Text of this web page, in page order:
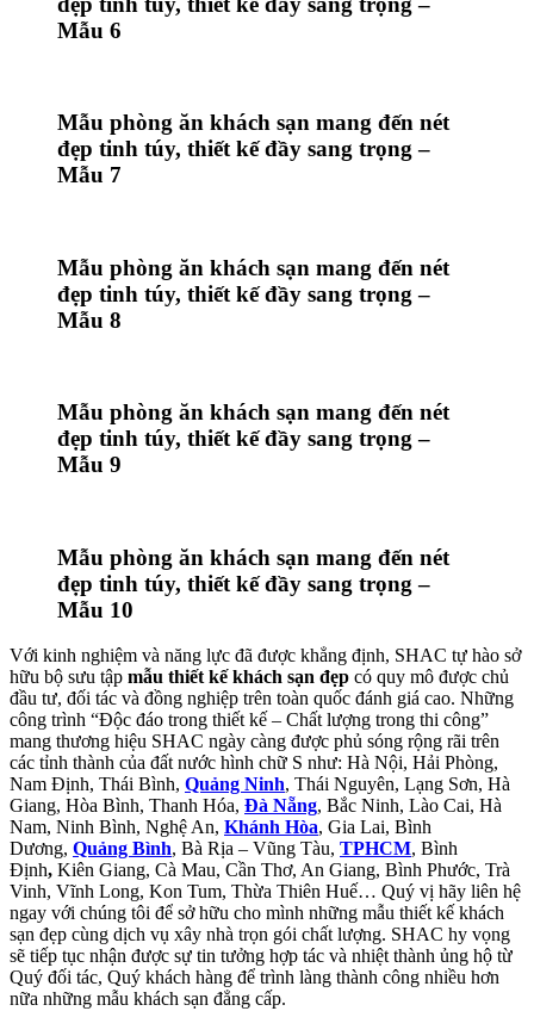
Mẫu 6
Mẫu phòng ăn khách sạn mang đến nét
đẹp tinh túy, thiết kế đầy sang trọng –
Mẫu 7
Mẫu phòng ăn khách sạn mang đến nét
đẹp tinh túy, thiết kế đầy sang trọng –
Mẫu 8
Mẫu phòng ăn khách sạn mang đến nét
đẹp tinh túy, thiết kế đầy sang trọng –
Mẫu 9
Mẫu phòng ăn khách sạn mang đến nét
đẹp tinh túy, thiết kế đầy sang trọng –
Mẫu 10
Với kinh nghiệm và năng lực đã được khẳng định, SHAC tự hào sở
hữu bộ sưu tập mẫu thiết kế khách sạn đẹp có quy mô được chủ
đầu tư, đối tác và đồng nghiệp trên toàn quốc đánh giá cao. Những
công trình “Độc đáo trong thiết kế – Chất lượng trong thi công”
mang thương hiệu SHAC ngày càng được phủ sóng rộng rãi trên
các tỉnh thành của đất nước hình chữ S như: Hà Nội, Hải Phòng,
Nam Định, Thái Bình, Quảng Ninh, Thái Nguyên, Lạng Sơn, Hà
Giang, Hòa Bình, Thanh Hóa, Đà Nẵng, Bắc Ninh, Lào Cai, Hà
Nam, Ninh Bình, Nghệ An, Khánh Hòa, Gia Lai, Bình
Dương, Quảng Bình, Bà Rịa – Vũng Tàu, TPHCM, Bình
Định, Kiên Giang, Cà Mau, Cần Thơ, An Giang, Bình Phước, Trà
Vinh, Vĩnh Long, Kon Tum, Thừa Thiên Huế… Quý vị hãy liên hệ
ngay với chúng tôi để sở hữu cho mình những mẫu thiết kế khách
sạn đẹp cùng dịch vụ xây nhà trọn gói chất lượng. SHAC hy vọng
sẽ tiếp tục nhận được sự tin tưởng hợp tác và nhiệt thành ủng hộ từ
Quý đối tác, Quý khách hàng để trình làng thành công nhiều hơn
nữa những mẫu khách sạn đẳng cấp.